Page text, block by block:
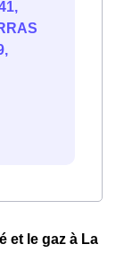
et le gaz à La